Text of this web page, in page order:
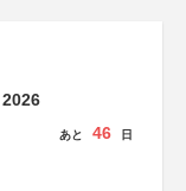
あと 46 日